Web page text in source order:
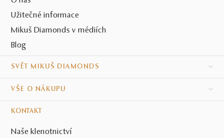
Užitečné informace
Mikuš Diamonds v médiích
Blog
SVĚT MIKUŠ DIAMONDS
VŠE O NÁKUPU
KONTAKT
Naše klenotnictví